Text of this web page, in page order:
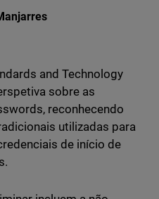
on Reddit
and Technology
sobre as
reconhecendo
utilizadas para
de início de